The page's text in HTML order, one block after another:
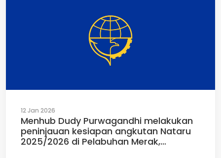
12 Jan 2026
Menhub Dudy Purwagandhi melakukan
peninjauan kesiapan angkutan Nataru
2025/2026 di Pelabuhan Merak,